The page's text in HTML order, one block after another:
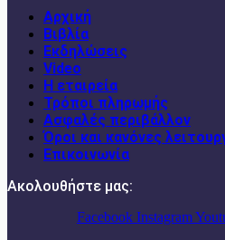
Αρχική
Βιβλία
Εκδηλώσεις
Video
Η εταιρεία
Τρόποι πληρωμής
Ασφαλές περιβάλλον
Όροι και κανόνες
Επικοινωνία
Ακολουθήστε μας:
Facebook Instagram